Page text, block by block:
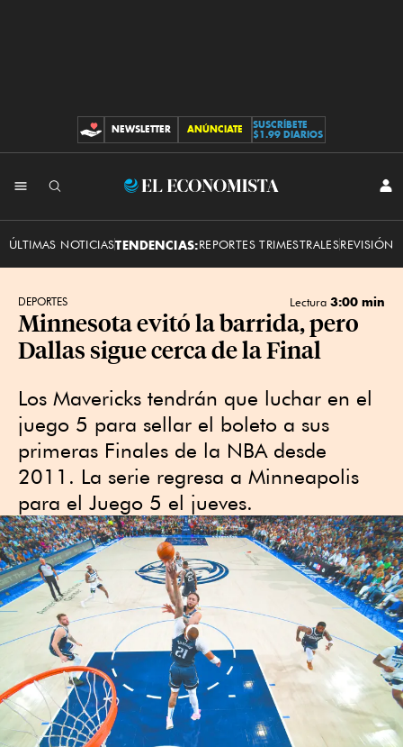
CONTRIBUCIONES
NEWSLETTER ANÚNCIATE
SUSCRÍBETE
$1.99 DIARIOS
El
ÚLTIMAS NOTICIASTENDENCIAS:REPORTES TRIMESTRALESREVISIÓN
DEPORTES Lectura 3:00 min
Minnesota evitó la barrida, pero
Dallas sigue cerca de la Final
Los Mavericks tendrán que luchar en el
juego 5 para sellar el boleto a sus
primeras Finales de la NBA desde
2011. La serie regresa a Minneapolis
para el Juego 5 el jueves.